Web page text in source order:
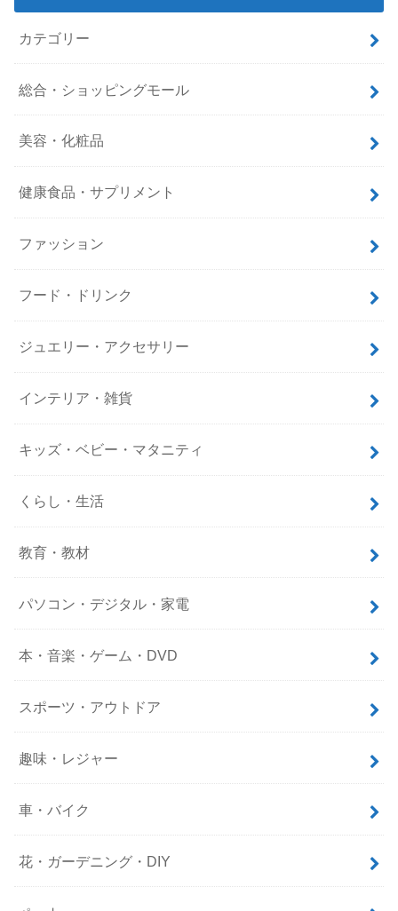
カテゴリー
総合・ショッピングモール
美容・化粧品
健康食品・サプリメント
ファッション
フード・ドリンク
ジュエリー・アクセサリー
インテリア・雑貨
キッズ・ベビー・マタニティ
くらし・生活
教育・教材
パソコン・デジタル・家電
本・音楽・ゲーム・DVD
スポーツ・アウトドア
趣味・レジャー
車・バイク
花・ガーデニング・DIY